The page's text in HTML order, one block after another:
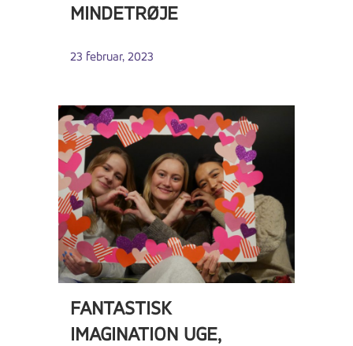
MINDETRØJE
23 februar, 2023
FANTASTISK
IMAGINATION UGE,